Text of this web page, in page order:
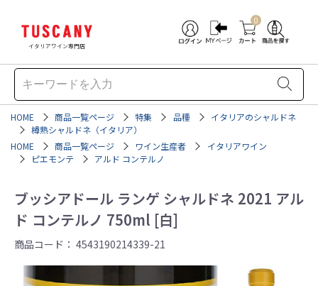
イタリアワイン専門店
0
HOME 商品一覧ページ 特集 品種
イタリアのシャルドネ
樽熟シャルドネ（イタリア）
HOME
商品一覧ページ ワイン生産者
イタリアワイン
ピエモンテ
アルド コンテルノ
ブッシアドール ランゲ シャルドネ 2021 アル
ド コンテルノ 750ml [白]
商品コード： 4543190214339-21